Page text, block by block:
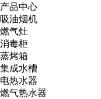
产品中心
吸油烟机
燃气灶
消毒柜
蒸烤箱
集成水槽
电热水器
燃气热水器